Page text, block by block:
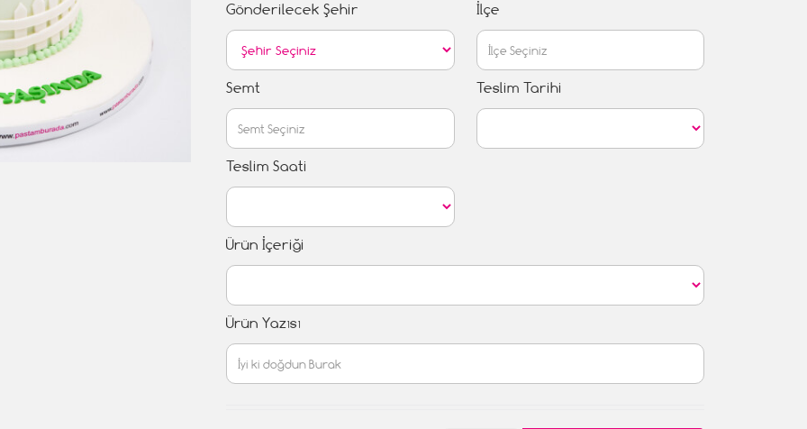
Gönderilecek Şehir İlçe
Semt Teslim Tarihi
Teslim Saati
Ürün İçeriği
Ürün Yazısı